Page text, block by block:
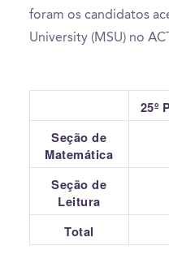
foram os candidatos
University (MSU) no
25º
Seção de
Matemática
Seção de
Leitura
Total